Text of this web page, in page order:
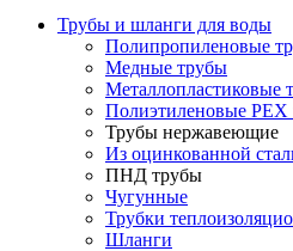
Трубы и шланги для воды
Полипропиленовые
Медные трубы
Металлопластиковые
Полиэтиленовые PEX
Трубы нержавеющие
Из оцинкованной
ПНД трубы
Чугунные
Трубки
Шланги